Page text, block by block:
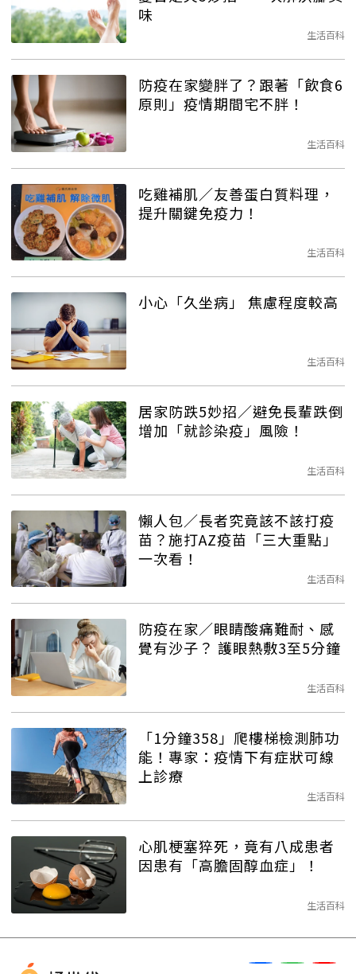
味
生活百科
防疫在家變胖了？跟著「飲食6
原則」疫情期間宅不胖！
生活百科
吃雞補肌／友善蛋白質料理，
提升關鍵免疫力！
生活百科
小心「久坐病」 焦慮程度較高
生活百科
居家防跌5妙招／避免長輩跌倒
增加「就診染疫」風險！
生活百科
懶人包／長者究竟該不該打疫
苗？施打AZ疫苗「三大重點」
一次看！
生活百科
防疫在家／眼睛酸痛難耐、感
覺有沙子？ 護眼熱敷3至5分鐘
生活百科
「1分鐘358」爬樓梯檢測肺功
能！專家：疫情下有症狀可線
上診療
生活百科
心肌梗塞猝死，竟有八成患者
因患有「高膽固醇血症」！
生活百科